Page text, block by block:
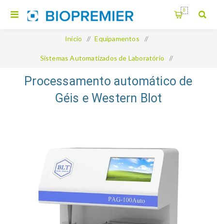
0
Início / Equipamentos /
Sistemas Automatizados de Laboratório /
Processamento automático de Géis e Western Blot
Processamento automático de
Géis e Western Blot